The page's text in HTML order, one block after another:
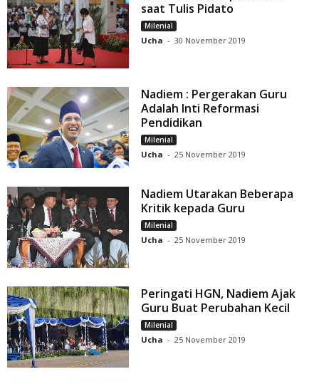
saat Tulis Pidato
Milenial
Ucha - 30 November 2019
Nadiem : Pergerakan Guru
Adalah Inti Reformasi
Pendidikan
Milenial
Ucha - 25 November 2019
Nadiem Utarakan Beberapa
Kritik kepada Guru
Milenial
Ucha - 25 November 2019
Peringati HGN, Nadiem Ajak
Guru Buat Perubahan Kecil
Milenial
Ucha - 25 November 2019